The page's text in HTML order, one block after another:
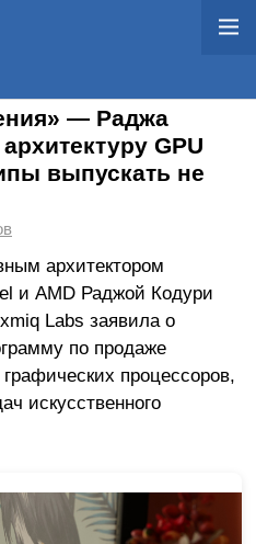
— Раджа
GPU
выпускать не
архитектором
и AMD Раджой Кодури
Labs заявила о
по продаже
процессоров,
искусственного